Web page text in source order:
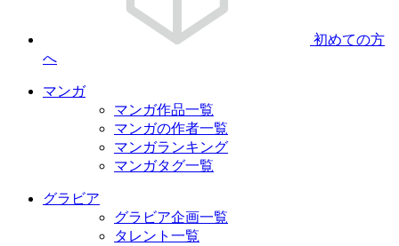
初めての方
へ
マンガ
マンガ作品一覧
マンガの作者一覧
マンガランキング
マンガタグ一覧
グラビア
グラビア企画一覧
タレント一覧